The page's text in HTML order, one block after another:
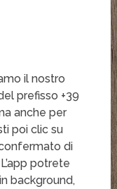
il nostro
prefisso +39
anche per
poi clic su
confermato di
potrete
background,